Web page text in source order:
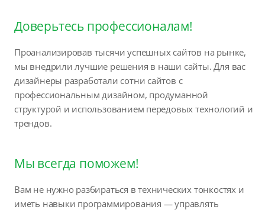
Доверьтесь профессионалам!
Проанализировав тысячи успешных сайтов на рынке,
мы внедрили лучшие решения в наши сайты. Для вас
дизайнеры разработали сотни сайтов с
профессиональным дизайном, продуманной
структурой и использованием передовых технологий и
трендов.
Мы всегда поможем!
Вам не нужно разбираться в технических тонкостях и
иметь навыки программирования — управлять